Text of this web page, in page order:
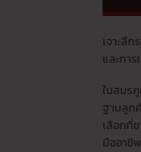
เจาะลึ
และกา
ในสมร
ฐานลูก
เลือกที่
มืออาชีพ